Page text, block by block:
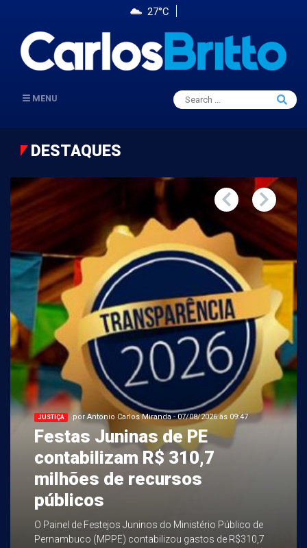
27°C
MENU
Search
for:
Search
DESTAQUES
JUSTIÇA por Antonio Carlos Miranda - 07/08/2026 às 09:47
Festas Juninas de PE
contabilizam R$ 310,7
milhões de recursos
públicos
O Painel de Festejos Juninos do Ministério Público de
Pernambuco (MPPE) contabilizou gastos de R$310,7